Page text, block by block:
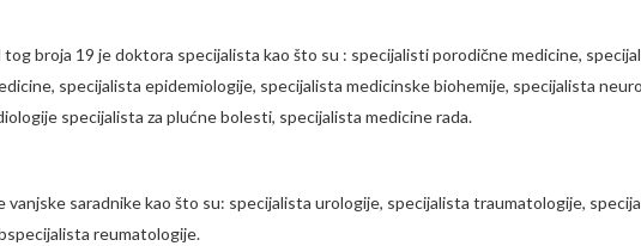
broja 19 je doktora specijalista kao što su : specijalisti porodične medicine,
specijalista epidemiologije, specijalista medicinske biohemije, specijalista
specijalista za plućne bolesti, specijalista medicine rada.
saradnike kao što su: specijalista urologije, specijalista traumatologije,
reumatologije.